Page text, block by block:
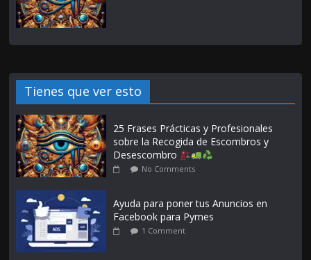
Tienes que ver esto
25 Frases Prácticas y Profesionales
sobre la Recogida de Escombros y
Desescombro
No Comments
Ayuda para poner tus Anuncios en
Facebook para Pymes
1 Comment